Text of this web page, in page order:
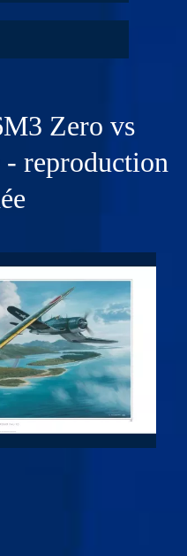
Zero vs
reproduction